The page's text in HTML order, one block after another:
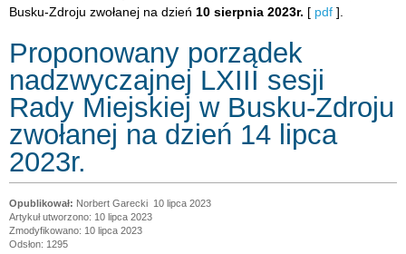
Busku-Zdroju zwołanej na dzień 10 sierpnia 2023r. [ pdf ].
Proponowany porządek
nadzwyczajnej LXIII sesji
Rady Miejskiej w Busku-Zdroju
zwołanej na dzień 14 lipca
2023r.
Norbert Garecki 10 lipca 2023
Artykuł utworzono: 10 lipca 2023
Zmodyfikowano: 10 lipca 2023
Odsłon: 1295